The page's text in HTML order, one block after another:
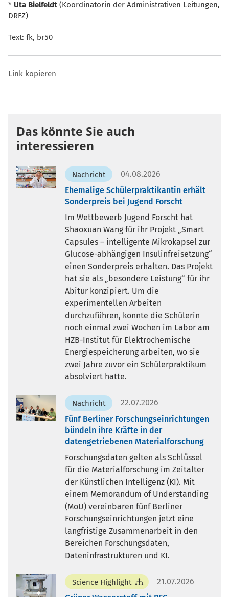
* Uta Bielfeldt (Koordinatorin der Administrativen Leitungen,
DRFZ)
Text: fk, br50
Link kopieren
Das könnte Sie auch
interessieren
Nachricht
04.08.2026
Ehemalige Schülerpraktikantin erhält
Sonderpreis bei Jugend Forscht
Im Wettbewerb Jugend Forscht hat
Shaoxuan Wang für ihr Projekt „Smart
Capsules – intelligente Mikrokapsel zur
Glucose-abhängigen Insulinfreisetzung“
einen Sonderpreis erhalten. Das Projekt
hat sie als „besondere Leistung“ für ihr
Abitur konzipiert. Um die
experimentellen Arbeiten
durchzuführen, konnte die Schülerin
noch einmal zwei Wochen im Labor am
HZB-Institut für Elektrochemische
Energiespeicherung arbeiten, wo sie
zwei Jahre zuvor ein Schülerpraktikum
absolviert hatte.
Nachricht
22.07.2026
Fünf Berliner Forschungseinrichtungen
bündeln ihre Kräfte in der
datengetriebenen Materialforschung
Forschungsdaten gelten als Schlüssel
für die Materialforschung im Zeitalter
der Künstlichen Intelligenz (KI). Mit
einem Memorandum of Understanding
(MoU) vereinbaren fünf Berliner
Forschungseinrichtungen jetzt eine
langfristige Zusammenarbeit in den
Bereichen Forschungsdaten,
Dateninfrastrukturen und KI.
Science Highlight
21.07.2026